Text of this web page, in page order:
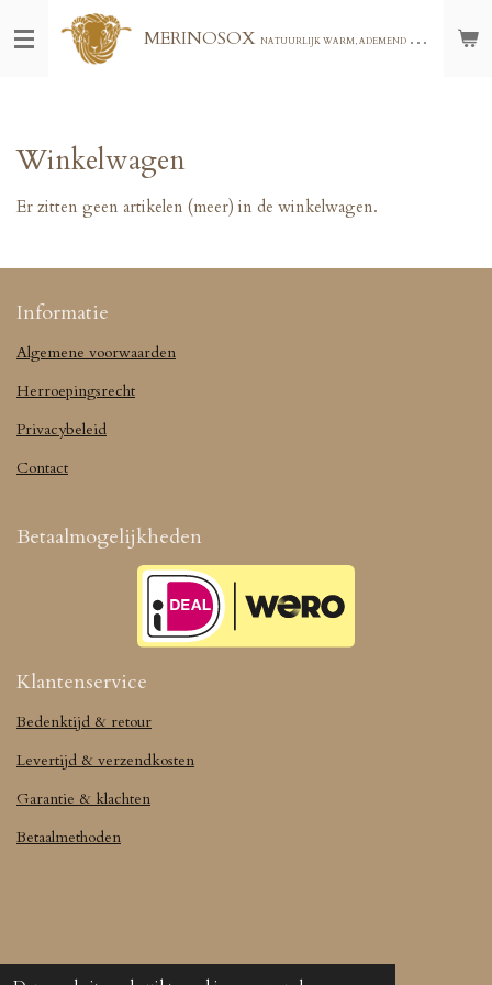
direct
MERINOSOX NATUURLIJK WARM, ADEMEND EN COMFORTABEL - VOOR THUIS, BUITEN OF ONDERWEG - GRATIS VERZENDING VANAF € 75,00
Winkelwagen
Er zitten geen artikelen (meer) in de winkelwagen.
Informatie
Algemene voorwaarden
Herroepingsrecht
Privacybeleid
Contact
Betaalmogelijkheden
Klantenservice
Bedenktijd & retour
Levertijd & verzendkosten
Garantie & klachten
Betaalmethoden